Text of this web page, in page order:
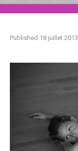
Published 18 juillet 2013